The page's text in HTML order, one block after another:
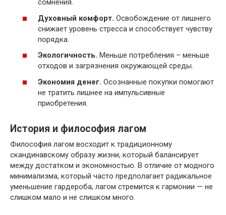
сомнения.
Духовный комфорт. Освобождение от лишнего
снижает уровень стресса и способствует чувству
порядка.
Экологичность. Меньше потребления – меньше
отходов и загрязнения окружающей среды.
Экономия денег. Осознанные покупки помогают
не тратить лишнее на импульсивные
приобретения.
История и философия лагом
Философия лагом восходит к традиционному
скандинавскому образу жизни, который балансирует
между достатком и экономностью. В отличие от модного
минимализма, который часто предполагает радикальное
уменьшение гардероба, лагом стремится к гармонии — не
слишком мало и не слишком много.